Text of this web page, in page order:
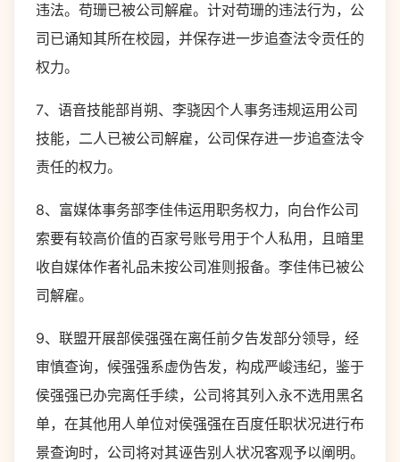
违法。苟珊已被公司解雇。计对苟珊的违法行为，公
司已诵知其所在校园，并保存进一步追查法令贡任的
权力。
7、语音技能部肖朔、李骁因个人事务违规运用公司
技能，二人已被公司解雇，公司保存进一步追查法令
责任的权力。
8、富媒体事务部李佳伟运用职务权力，向台作公司
索要有较高价值的百家号账号用于个人私用，且暗里
收自媒体作者礼品未按公司准则报备。李佳伟已被公
司解雇。
9、联盟开展部侯强强在离任前夕告发部分领导，经
审慎查询，候强强系虚伪告发，构成严峻违纪，鉴于
侯强强已办完离任手续，公司将其列入永不选用黑名
单，在其他用人单位对侯强强在百度任职状况进行布
景查询时，公司将对其诬告别人状况客观予以阐明。